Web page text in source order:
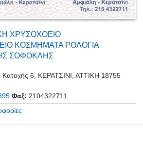
ΧΡΥΣΟΧΟΕΙΟ
ΚΟΣΜΗΜΑΤΑ ΡΟΛΟΓΙΑ
ΣΟΦΟΚΛΗΣ
6, ΚΕΡΑΤΣΙΝΙ, ΑΤΤΙΚΗ 18755
Φαξ: 2104322711